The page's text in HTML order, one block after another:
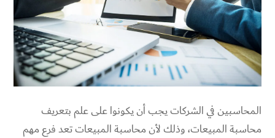
المحاسبين في الشركات يجب أن يكونوا على علم بتعريف
محاسبة المبيعات، وذلك لأن محاسبة المبيعات تعد فرع مهم